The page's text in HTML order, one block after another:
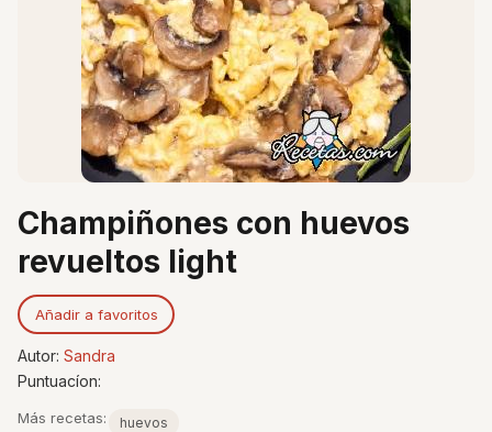
Champiñones con huevos
revueltos light
Añadir a favoritos
Autor: Sandra
Puntuacíon:
Más recetas: huevos